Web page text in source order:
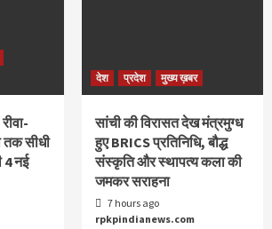
सीधी
4 नई
देश प्रदेश मुख्य ख़बर
सांची की विरासत देख मंत्रमुग्ध
हुए BRICS प्रतिनिधि, बौद्ध
संस्कृति और स्थापत्य कला की
जमकर सराहना
7 hours ago
rpkpindianews.com